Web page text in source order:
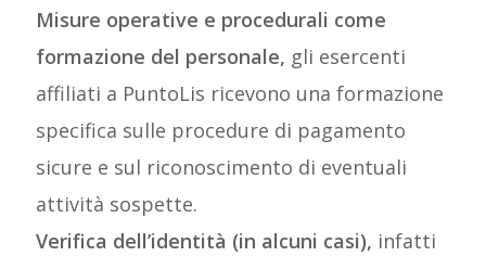
Misure operative e procedurali come
formazione del personale, gli esercenti
affiliati a PuntoLis ricevono una formazione
specifica sulle procedure di pagamento
sicure e sul riconoscimento di eventuali
attività sospette.
Verifica dell’identità (in alcuni casi), infatti